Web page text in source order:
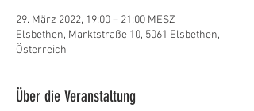
29. März 2022, 19:00 – 21:00 MESZ
Elsbethen, Marktstraße 10, 5061 Elsbethen,
Österreich
Über die Veranstaltung